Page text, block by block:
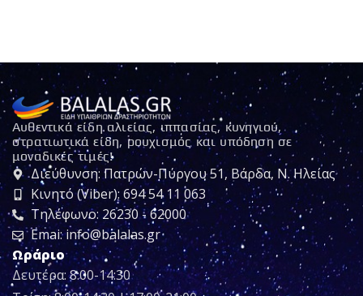
Αυθεντικά είδη αλιείας, ιππασίας, κυνηγιού,
στρατιωτικά είδη, ρουχισμός και υπόδηση σε
μοναδικές τιμές!
Διεύθυνση: Πατρών-Πύργου 51, Βάρδα, Ν. Ηλείας
Κινητό (Viber): 694 54 11 063
Τηλέφωνο: 26230 - 62000
Emai: info@balalas.gr
Ωράριο
Δευτέρα: 8:00-14:30